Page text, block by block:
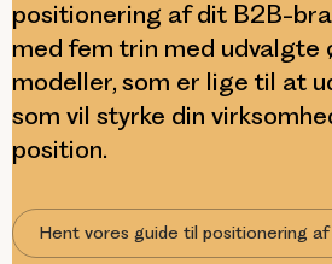
positionering af dit B2B-
med fem trin med udvalgte
modeller, som er lige til at
som vil styrke din
position.
Hent vores guide til positionering